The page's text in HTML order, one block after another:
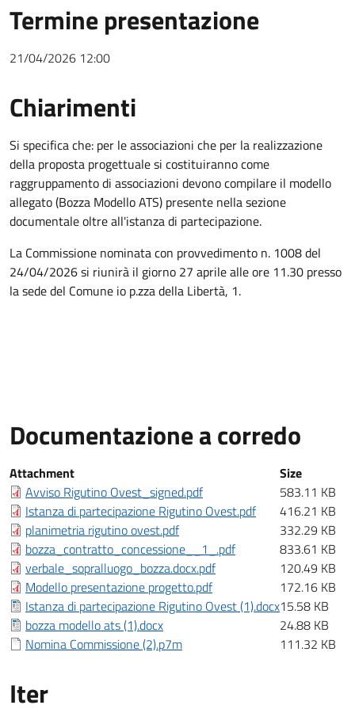
Termine presentazione
21/04/2026 12:00
Chiarimenti
Chiarimenti
Si specifica che: per le associazioni che per la realizzazione
della proposta progettuale si costituiranno come
raggruppamento di associazioni devono compilare il modello
allegato (Bozza Modello ATS) presente nella sezione
documentale oltre all'istanza di partecipazione.
La Commissione nominata con provvedimento n. 1008 del
24/04/2026 si riunirà il giorno 27 aprile alle ore 11.30 presso
la sede del Comune io p.zza della Libertà, 1.
Documentazione a corredo
Documentazione a corredo
Attachment
Size
Avviso Rigutino Ovest_signed.pdf
583.11 KB
Istanza di partecipazione Rigutino Ovest.pdf
416.21 KB
planimetria rigutino ovest.pdf
332.29 KB
bozza_contratto_concessione__1_.pdf
833.61 KB
verbale_sopralluogo_bozza.docx.pdf
120.49 KB
Modello presentazione progetto.pdf
172.16 KB
Istanza di partecipazione Rigutino Ovest (1).docx15.58 KB
bozza modello ats (1).docx
24.88 KB
Nomina Commissione (2).p7m
111.32 KB
Iter